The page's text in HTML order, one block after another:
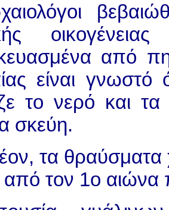
από
είναι
το νερό και
σκεύη.
τα θραύσματα
από τον 1ο